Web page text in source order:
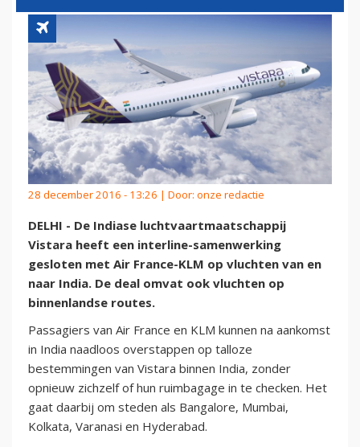
28 december 2016 - 13:26 | Door: onze redactie
DELHI - De Indiase luchtvaartmaatschappij
Vistara heeft een interline-samenwerking
gesloten met Air France-KLM op vluchten van en
naar India. De deal omvat ook vluchten op
binnenlandse routes.
Passagiers van Air France en KLM kunnen na aankomst
in India naadloos overstappen op talloze
bestemmingen van Vistara binnen India, zonder
opnieuw zichzelf of hun ruimbagage in te checken. Het
gaat daarbij om steden als Bangalore, Mumbai,
Kolkata, Varanasi en Hyderabad.